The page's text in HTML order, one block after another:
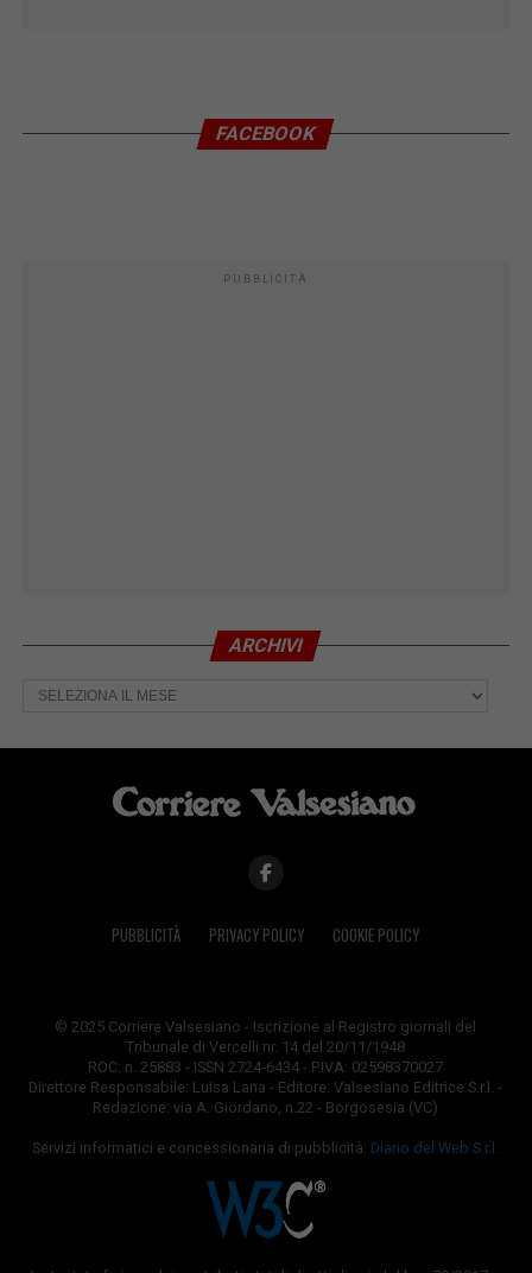
FACEBOOK
PUBBLICITÀ
ARCHIVI
Archivi
PUBBLICITÀ PRIVACY POLICY COOKIE POLICY
© 2025 Corriere Valsesiano - Iscrizione al Registro giornali del
Tribunale di Vercelli nr. 14 del 20/11/1948
ROC: n. 25883 - ISSN 2724-6434 - P.IVA: 02598370027
Direttore Responsabile: Luisa Lana - Editore: Valsesiano Editrice S.r.l. -
Redazione: via A. Giordano, n.22 - Borgosesia (VC)
Servizi informatici e concessionaria di pubblicità: Diario del Web S.r.l.